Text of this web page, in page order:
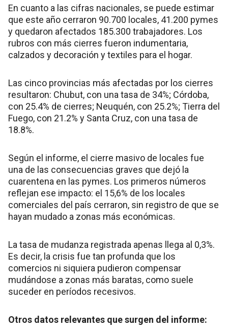
En cuanto a las cifras nacionales, se puede estimar
que este año cerraron 90.700 locales, 41.200 pymes
y quedaron afectados 185.300 trabajadores. Los
rubros con más cierres fueron indumentaria,
calzados y decoración y textiles para el hogar.
Las cinco provincias más afectadas por los cierres
resultaron: Chubut, con una tasa de 34%; Córdoba,
con 25.4% de cierres; Neuquén, con 25.2%; Tierra del
Fuego, con 21.2% y Santa Cruz, con una tasa de
18.8%.
Según el informe, el cierre masivo de locales fue
una de las consecuencias graves que dejó la
cuarentena en las pymes. Los primeros números
reflejan ese impacto: el 15,6% de los locales
comerciales del país cerraron, sin registro de que se
hayan mudado a zonas más económicas.
La tasa de mudanza registrada apenas llega al 0,3%.
Es decir, la crisis fue tan profunda que los
comercios ni siquiera pudieron compensar
mudándose a zonas más baratas, como suele
suceder en períodos recesivos.
Otros datos relevantes que surgen del informe: